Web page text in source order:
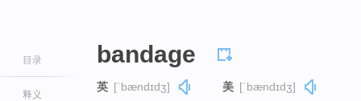
目录
释义
bandage
英 [ˈbændɪdʒ] 美 [ˈbændɪdʒ]